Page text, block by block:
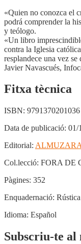
«Quien no conozca el
podrá comprender la
y teólogo.
«Un libro
contra la Iglesia
resplandece una vez
Javier Navascués,
Fitxa tècnica
ISBN: 9791370201036
Data de publicació: 01/
Editorial:
Col.lecció: FORA DE
Pàgines: 352
Enquadernació: Rústica
Idioma: Español
Subscriu-te